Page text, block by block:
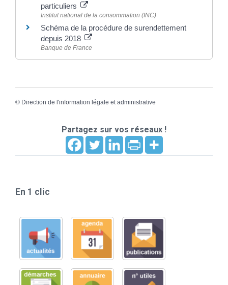
particuliers
Institut national de la consommation (INC)
Schéma de la procédure de surendettement
depuis 2018
Banque de France
© Direction de l'information légale et administrative
Partagez sur vos réseaux !
En 1 clic